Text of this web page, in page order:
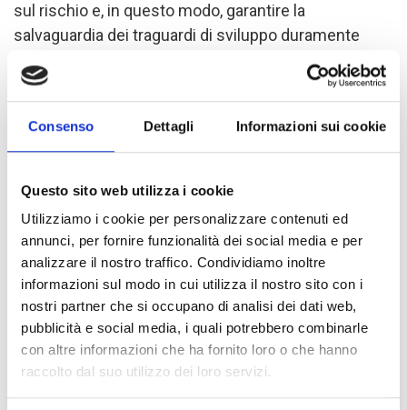
Consenso Dettagli Informazioni sui cookie
Questo sito web utilizza i cookie
Utilizziamo i cookie per personalizzare contenuti ed
annunci, per fornire funzionalità dei social media e per
analizzare il nostro traffico. Condividiamo inoltre
informazioni sul modo in cui utilizza il nostro sito con i
nostri partner che si occupano di analisi dei dati web,
pubblicità e social media, i quali potrebbero combinarle
con altre informazioni che ha fornito loro o che hanno
raccolto dal suo utilizzo dei loro servizi.
sul rischio e, in questo modo, garantire la
salvaguardia dei traguardi di sviluppo duramente
Il 24 gennaio 2022, dopo aver colpito Madagascar e
venti forti e inondazioni su larga scala e lasciando
distruzione lungo la sua scia. I distretti di Chikwawa
e Nsanje sono stati i più colpiti: oltre 460.000
persone ne hanno duramente risentito e, di queste,
oltre 73.000 sono sfollate e stanno attualmente
cercando riparo in 87 campi (alla data del 5 febbraio
2022).
COOPI sta sostenendo la risposta fin dalle prime ore